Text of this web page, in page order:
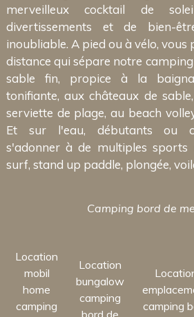
merveilleux cocktail de
divertissements et de bien-
inoubliable. A pied ou à vélo,
distance qui sépare notre
sable fin, propice à la
tonifiante, aux châteaux de
serviette de plage, au beach
Et sur l'eau, débutants ou
s'adonner à de multiples sports
surf, stand up paddle, plongée,
Camping bord de
Location
mobil
home
camping
Location
bungalow
camping
bord de
camping